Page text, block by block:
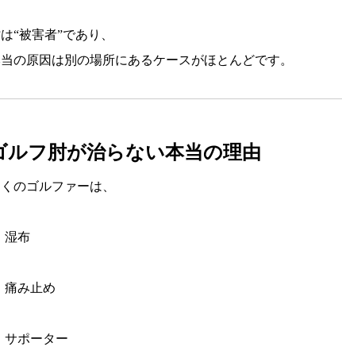
“被害者”であり、
の原因は別の場所にあるケースがほとんどです。
ルフ肘が治らない本当の理由
のゴルファーは、
湿布
痛み止め
サポーター